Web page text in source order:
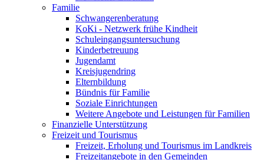
Familie
Schwangerenberatung
KoKi - Netzwerk frühe Kindheit
Schuleingangsuntersuchung
Kinderbetreuung
Jugendamt
Kreisjugendring
Elternbildung
Bündnis für Familie
Soziale Einrichtungen
Weitere Angebote und Leistungen für Familien
Finanzielle Unterstützung
Freizeit und Tourismus
Freizeit, Erholung und Tourismus im Landkreis
Freizeitangebote in den Gemeinden